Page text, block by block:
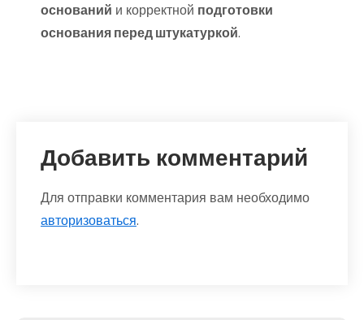
оснований и корректной подготовки
основания перед штукатуркой.
Добавить комментарий
Для отправки комментария вам необходимо
авторизоваться.